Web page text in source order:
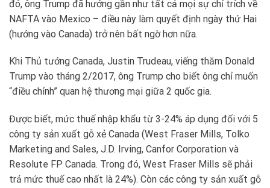
đó, ông Trump đã hướng gần như tất cả mọi sự chỉ trích về
NAFTA vào Mexico – điều này làm quyết định ngày thứ Hai
(hướng vào Canada) trở nên bất ngờ hơn nữa.
Khi Thủ tướng Canada, Justin Trudeau, viếng thăm Donald
Trump vào tháng 2/2017, ông Trump cho biết ông chỉ muốn
“điều chỉnh” quan hệ thương mại giữa 2 quốc gia.
Được biết, mức thuế nhập khẩu từ 3-24% áp dụng đối với 5
công ty sản xuất gỗ xẻ Canada (West Fraser Mills, Tolko
Marketing and Sales, J.D. Irving, Canfor Corporation và
Resolute FP Canada. Trong đó, West Fraser Mills sẽ phải
trả mức thuế cao nhất là 24%). Còn các công ty sản xuất gỗ